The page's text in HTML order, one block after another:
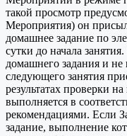
такой просмотр
Мероприятия) он
домашнее задание по
сутки до начала
домашнего задания и не
следующего занятия
результатах проверки
выполняется в
рекомендациями. Если
задание, выполнение